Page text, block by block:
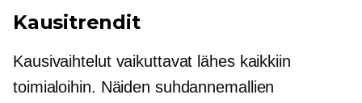
Kausitrendit
Kausivaihtelut vaikuttavat lähes kaikkiin
toimialoihin. Näiden suhdannemallien